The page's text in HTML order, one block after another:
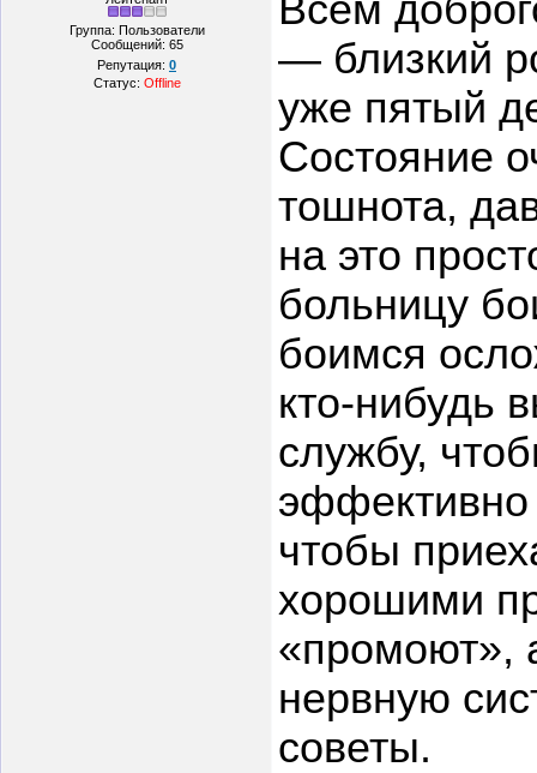
Группа: Пользователи
Сообщений: 65
Репутация: 0
Статус: Offline
Всем
— близкий
уже пятый
Состояние
тошнота,
на это
больницу
боимся
кто-нибудь
службу,
чтобы
хорошими
«промоют»,
нервную
советы.